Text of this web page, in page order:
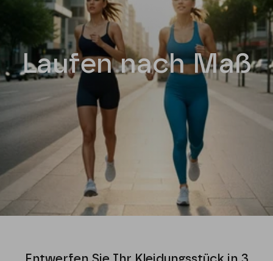
Laufen nach Maß
Entwerfen Sie Ihr Kleidungsstück in 3